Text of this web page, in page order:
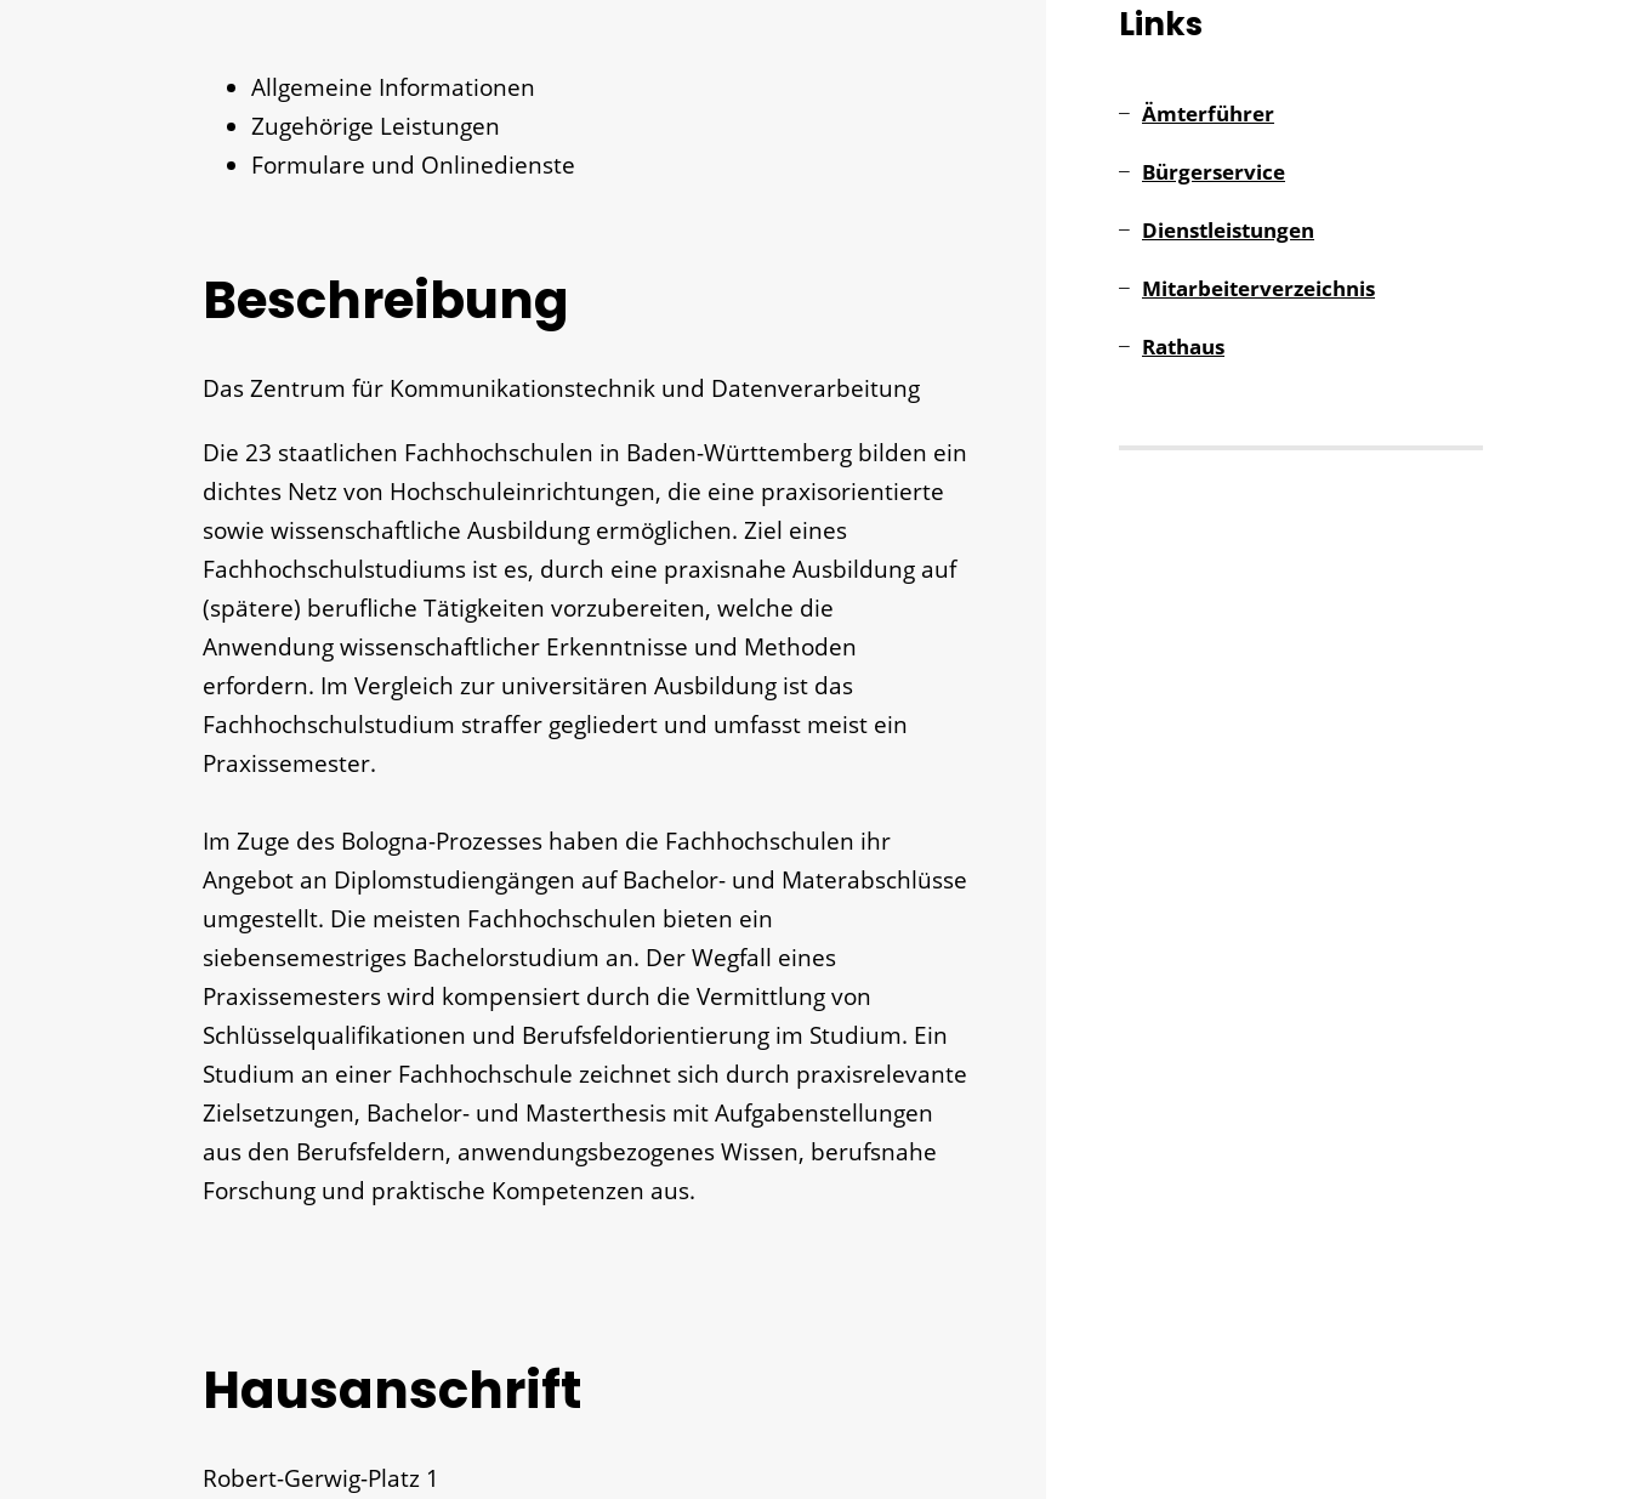
Allgemeine Informationen
Zugehörige Leistungen
Formulare und Onlinedienste
Beschreibung
Das Zentrum für Kommunikationstechnik und Datenverarbeitung
Die 23 staatlichen Fachhochschulen in Baden-Württemberg bilden ein
dichtes Netz von Hochschuleinrichtungen, die eine praxisorientierte
sowie wissenschaftliche Ausbildung ermöglichen. Ziel eines
Fachhochschulstudiums ist es, durch eine praxisnahe Ausbildung auf
(spätere) berufliche Tätigkeiten vorzubereiten, welche die
Anwendung wissenschaftlicher Erkenntnisse und Methoden
erfordern. Im Vergleich zur universitären Ausbildung ist das
Fachhochschulstudium straffer gegliedert und umfasst meist ein
Praxissemester.
Im Zuge des Bologna-Prozesses haben die Fachhochschulen ihr
Angebot an Diplomstudiengängen auf Bachelor- und Materabschlüsse
umgestellt. Die meisten Fachhochschulen bieten ein
siebensemestriges Bachelorstudium an. Der Wegfall eines
Praxissemesters wird kompensiert durch die Vermittlung von
Schlüsselqualifikationen und Berufsfeldorientierung im Studium. Ein
Studium an einer Fachhochschule zeichnet sich durch praxisrelevante
Zielsetzungen, Bachelor- und Masterthesis mit Aufgabenstellungen
aus den Berufsfeldern, anwendungsbezogenes Wissen, berufsnahe
Forschung und praktische Kompetenzen aus.
Hausanschrift
Robert-Gerwig-Platz 1
Links
Ämterführer
Bürgerservice
Dienstleistungen
Mitarbeiterverzeichnis
Rathaus